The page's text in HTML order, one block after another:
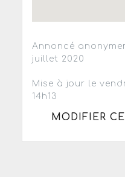
Annoncé
juillet 2020
Mise à jour le
14h13
MODIFIER